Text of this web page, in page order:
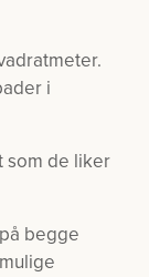
i
som de liker
begge